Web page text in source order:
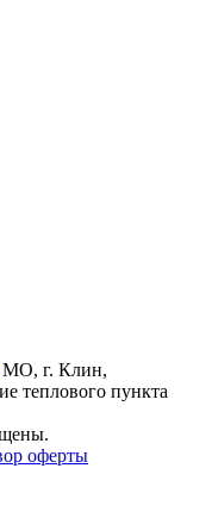
МО, г. Клин,
теплового пункта
оферты